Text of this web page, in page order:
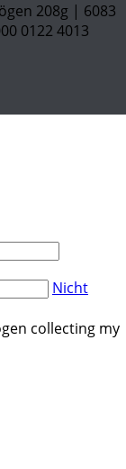
208g | 6083
0122 4013
Nicht
collecting my